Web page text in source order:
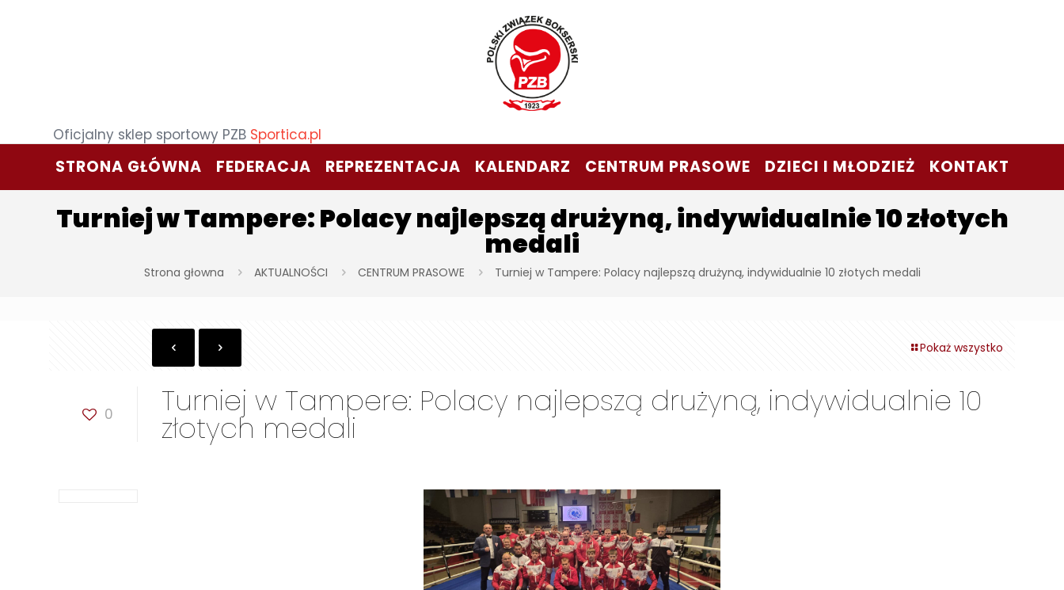
Oficjalny sklep sportowy PZB Sportica.pl
STRONA GŁÓWNA FEDERACJA REPREZENTACJA KALENDARZ CENTRUM PRASOWE DZIECI I MŁODZIEŻ KONTAKT
Turniej w Tampere: Polacy najlepszą drużyną, indywidualnie 10 złotych
medali
Strona głowna AKTUALNOŚCI CENTRUM PRASOWE Turniej w Tampere: Polacy najlepszą drużyną, indywidualnie 10 złotych medali
Pokaż wszystko
0 Turniej w Tampere: Polacy najlepszą drużyną, indywidualnie 10
złotych medali